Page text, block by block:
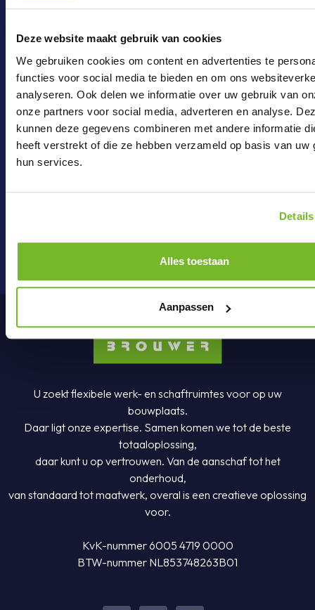
Deze website maakt gebruik van cookies
We gebruiken cookies om content en advertenties te
functies voor social media te bieden en om ons
analyseren. Ook delen we informatie over uw gebruik van
onze partners voor social media, adverteren en analyse.
kunnen deze gegevens combineren met andere informatie
heeft verstrekt of die ze hebben verzameld op basis van uw
hun services.
Alles toestaan
Aanpassen
Bel ons
Bel +31 (0)36 - 3033024
Mail ons
U zoekt flexibele werk- en schaftruimtes voor op uw
bouwplaats.
Daar ligt onze expertise. Samen komen we tot de beste
totaaloplossing,
daar kunt u op vertrouwen. Van de aanschaf tot het
onderhoud,
van standaard tot maatwerk, overal is een creatieve oplossing
voor.
KvK-nummer 6005 4719 0000
BTW-nummer NL853748263B01